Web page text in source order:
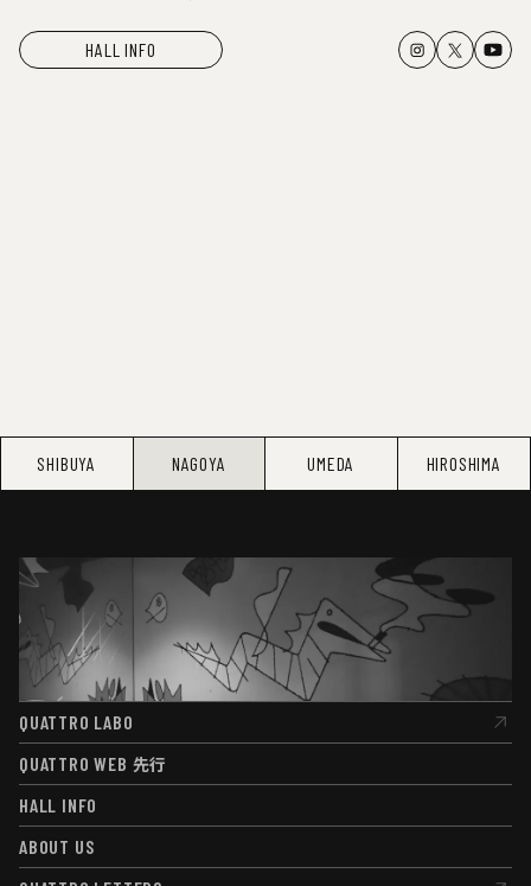
HALL INFO
SHIBUYA NAGOYA UMEDA HIROSHIMA
QUATTRO LABO
QUATTRO LABO
QUATTRO WEB 先行
QUATTRO WEB先行
HALL INFO
HALL INFO
ABOUT US
ABOUT US